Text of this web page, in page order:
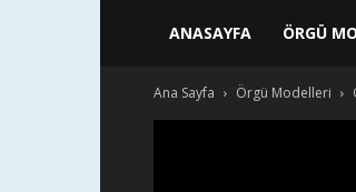
ANASAYFA ÖRGÜ
Ana Sayfa Örgü Modelleri